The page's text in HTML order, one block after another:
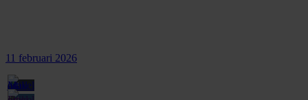
11 februari 2026